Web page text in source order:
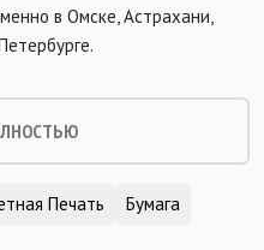
в Омске, Астрахани,
Печать Бумага